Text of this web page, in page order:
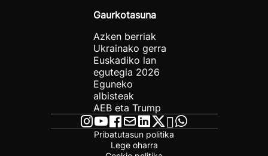
Gaurkotasuna
Azken berriak
Ukrainako gerra
Euskadiko lan
egutegia 2026
Eguneko
albisteak
AEB eta Trump
Pribatutasun politika
Lege oharra